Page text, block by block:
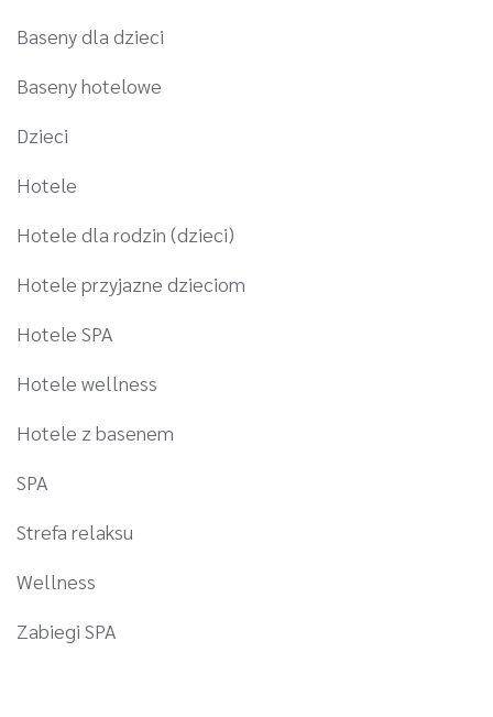
Baseny dla dzieci
Baseny hotelowe
Dzieci
Hotele
Hotele dla rodzin (dzieci)
Hotele przyjazne dzieciom
Hotele SPA
Hotele wellness
Hotele z basenem
SPA
Strefa relaksu
Wellness
Zabiegi SPA